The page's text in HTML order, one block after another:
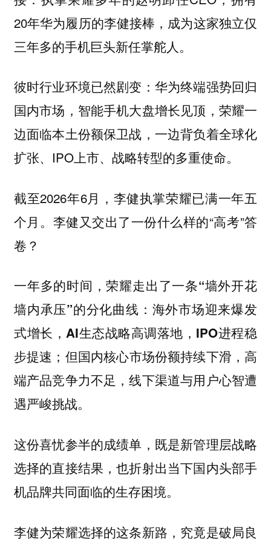
20年华为履历的李健接棒，成为这家独立仅
三年多的手机巨头新任掌舵人。
彼时行业环境已然剧变：华为终端强势回归
国内市场，智能手机大盘增长见顶，荣耀一
边面临本土份额保卫战，一边背负着全球化
扩张、IPO上市、战略转型的多重使命。
截至2026年6月，李健执掌荣耀已满一年五
个月。李健又交出了一份什么样的“高考”答
卷？
一年多的时间，荣耀走出了一条“墙外开花
墙内承压”的分化曲线：海外市场迎来爆发
式增长，AI生态战略高调落地，IPO进程稳
步提速；但国内核心市场份额持续下滑，高
端产品竞争力不足，线下渠道与用户心智遭
遇严峻挑战。
这份喜忧参半的成绩单，既是新管理层战略
选择的直接结果，也折射出当下国内头部手
机品牌共同面临的生存困境。
李健为荣耀选择的这条新路，究竟是破局良